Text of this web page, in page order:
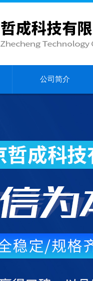
公司简介